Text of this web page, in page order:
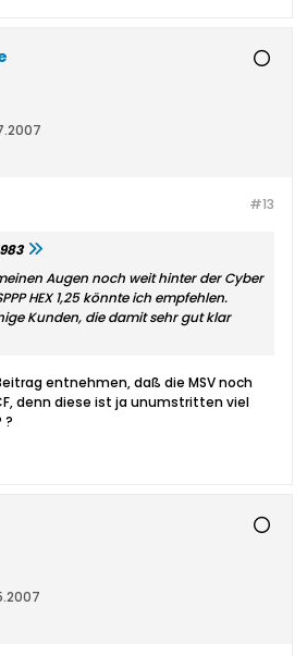
#13
Augen noch weit hinter der Cyber
HEX 1,25 könnte ich empfehlen.
Kunden, die damit sehr gut klar
entnehmen, daß die MSV noch
denn diese ist ja unumstritten viel
?